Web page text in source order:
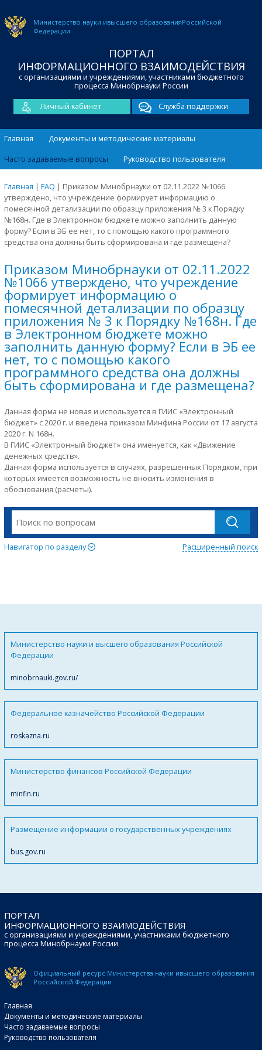
Министерство науки ивысшего образованияРоссийской
Федерации
ПОРТАЛ
ИНФОРМАЦИОННОГО ВЗАИМОДЕЙСТВИЯ
с организациями и учреждениями, участниками бюджетного
процесса Минобрнауки России
Личный кабинет
Служба поддержки
Главная
Документы и методические материалы
Часто задаваемые вопросы
Руководство пользователя
Главная | FAQ | Приказом Минобрнауки от 02.11.2022 №1066
утверждено, что учреждение формирует информацию о
помесячной детализации по образцу приложения № 3 к Порядку
№168н. Где в Электронном бюджете можно заполнить данную
форму? Если в ЭБ ее нет, то с помощью какого программного
средства она должны быть сформирована и где размещена?
Приказом Минобрнауки от 02.11.2022
№1066 утверждено, что учреждение
формирует информацию о
помесячной детализации по образцу
приложения № 3 к Порядку №168н. Где
в Электронном бюджете можно
заполнить данную форму? Если в ЭБ ее
нет, то с помощью какого
программного средства она должны
быть сформирована и где размещена?
Данная форма не новая и используется в ГИИС «Электронный
бюджет» с 2020 г. и введена приказом Минфина России от 17 августа
2020 г. N 168н.
В ГИИС «Электронный бюджет» она именуется, как «Движение
денежных средств».
Данная форма используется в случаях, разрешенных Порядком, при
которых имеется возможность не вносить изменения в
обоснования (расчеты).
Навигатор по разделу Расширенный поиск
Министерство науки и высшего образования Российской
Федерации
minobrnauki.gov.ru/
Федеральное казначейство Российской Федерации
roskazna.ru
Министерство финансов Российской Федерации
minfin.ru
Размещение информации о государственных учреждениях
bus.gov.ru
ПОРТАЛ
ИНФОРМАЦИОННОГО ВЗАИМОДЕЙСТВИЯ
с организациями и учреждениями, участниками бюджетного
процесса Минобрнауки России
Официальный ресурс Министерства науки ивысшего образования
Российской Федерации
Главная
Документы и методические материалы
Часто задаваемые вопросы
Руководство пользователя